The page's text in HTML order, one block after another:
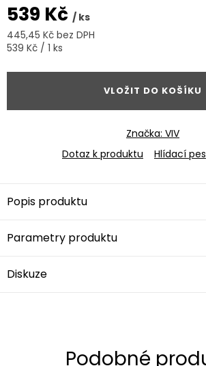
539 Kč / ks
445,45 Kč bez DPH
Měrná
539 Kč / 1 ks
VLOŽIT DO KOŠÍKU
Značka: VIV
Dotaz k produktu
Hlídací pes
Popis produktu
Parametry produktu
Diskuze